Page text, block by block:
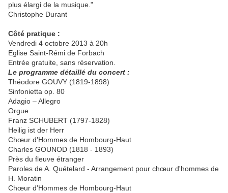
plus élargi de la musique."
Christophe Durant
Côté pratique :
Vendredi 4 octobre 2013 à 20h
Eglise Saint-Rémi de Forbach
Entrée gratuite, sans réservation.
Le programme détaillé du concert :
Théodore GOUVY (1819-1898)
Sinfonietta op. 80
Adagio – Allegro
Orgue
Franz SCHUBERT (1797-1828)
Heilig ist der Herr
Chœur d’Hommes de Hombourg-Haut
Charles GOUNOD (1818 - 1893)
Près du fleuve étranger
Paroles de A. Quételard - Arrangement pour chœur d'hommes de
H. Moratin
Chœur d’Hommes de Hombourg-Haut